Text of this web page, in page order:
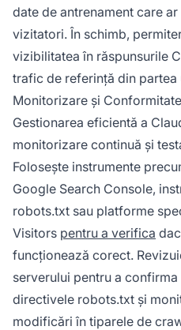
date de antrenament care
vizitatori. În schimb,
vizibilitatea în răspunsurile
trafic de referință din
Monitorizare și Conformitate
Gestionarea eficientă a
monitorizare continuă și
Folosește instrumente
Google Search Console,
robots.txt sau platforme
Visitors pentru a verifica
funcționează corect.
serverului pentru a
directivele robots.txt și
modificări în tiparele de